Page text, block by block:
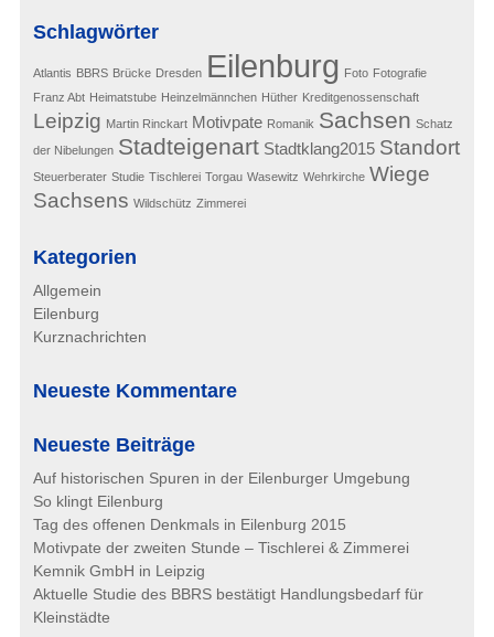
Schlagwörter
Atlantis BBRS Brücke Dresden Eilenburg Foto Fotografie
Franz Abt Heimatstube Heinzelmännchen Hüther Kreditgenossenschaft
Leipzig Martin Rinckart Motivpate Romanik Sachsen Schatz
der Nibelungen Stadteigenart Stadtklang2015 Standort
Steuerberater Studie Tischlerei Torgau Wasewitz Wehrkirche Wiege
Sachsens Wildschütz Zimmerei
Kategorien
Allgemein
Eilenburg
Kurznachrichten
Neueste Kommentare
Neueste Beiträge
Auf historischen Spuren in der Eilenburger Umgebung
So klingt Eilenburg
Tag des offenen Denkmals in Eilenburg 2015
Motivpate der zweiten Stunde – Tischlerei & Zimmerei
Kemnik GmbH in Leipzig
Aktuelle Studie des BBRS bestätigt Handlungsbedarf für
Kleinstädte